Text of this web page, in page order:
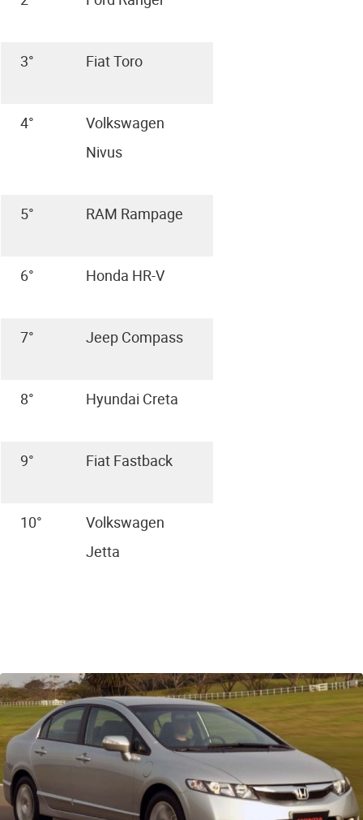
3° Fiat Toro
4°
Volkswagen
Nivus
5° RAM Rampage
6° Honda HR-V
7° Jeep Compass
8° Hyundai Creta
9° Fiat Fastback
10°
Volkswagen
Jetta